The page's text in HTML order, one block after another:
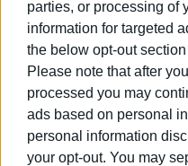
parties, or processing of
information for targeted
the below opt-out
Please note that after
processed you may
ads based on personal
personal information
your opt-out. You may
Θα καταβληθεί κάθε
υδροδότηση να
περιοχές το
Εμφανίσεις: 2844